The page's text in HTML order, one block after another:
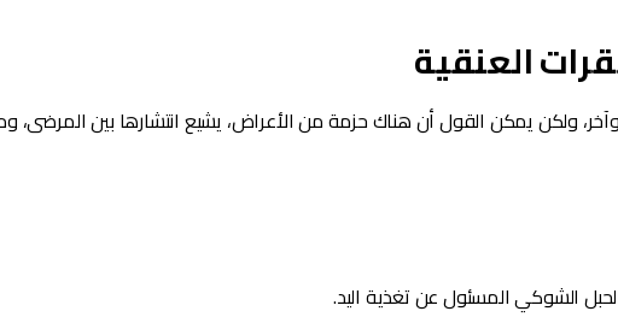
العنقية
ولكن يمكن القول أن هناك حزمة من الأعراض، يشيع انتشارها بين المرضى،
الشوكي المسئول عن تغذية اليد.